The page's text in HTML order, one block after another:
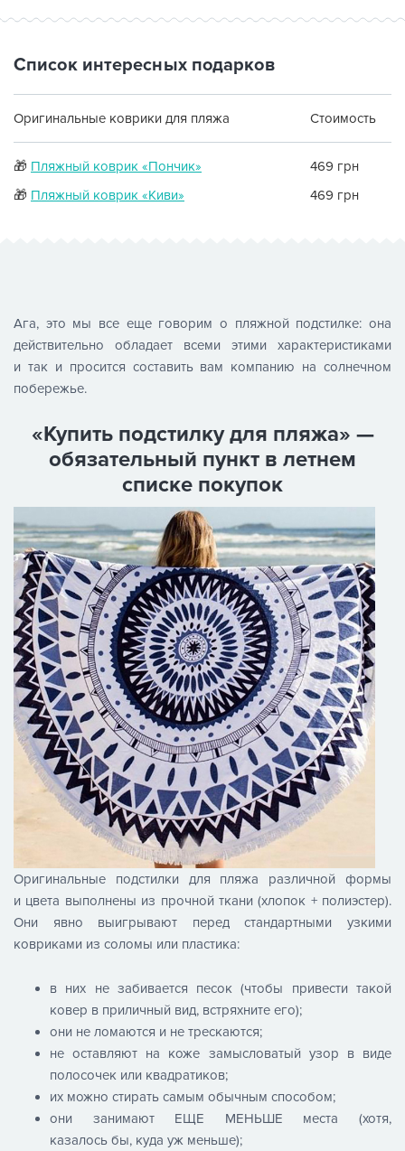
Список интересных подарков
Оригинальные коврики для пляжа Стоимость
🎁 Пляжный коврик «Пончик»
469 грн
🎁 Пляжный коврик «Киви» 469 грн
Ага, это мы все еще говорим о пляжной подстилке: она
действительно обладает всеми этими характеристиками
и так и просится составить вам компанию на солнечном
побережье.
«Купить подстилку для пляжа» —
обязательный пункт в летнем
списке покупок
Оригинальные подстилки для пляжа различной формы
и цвета выполнены из прочной ткани (хлопок + полиэстер).
Они явно выигрывают перед стандартными узкими
ковриками из соломы или пластика:
в них не забивается песок (чтобы привести такой
ковер в приличный вид, встряхните его);
они не ломаются и не трескаются;
не оставляют на коже замысловатый узор в виде
полосочек или квадратиков;
их можно стирать самым обычным способом;
они занимают ЕЩЕ МЕНЬШЕ места (хотя,
казалось бы, куда уж меньше);